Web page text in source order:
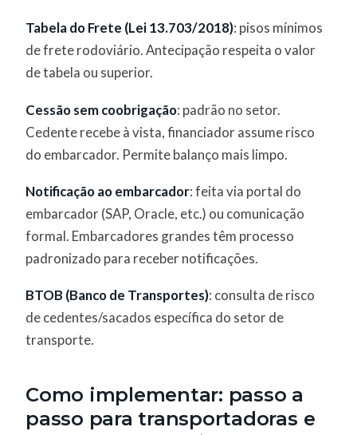
Tabela do Frete (Lei 13.703/2018): pisos mínimos
de frete rodoviário. Antecipação respeita o valor
de tabela ou superior.
Cessão sem coobrigação: padrão no setor.
Cedente recebe à vista, financiador assume risco
do embarcador. Permite balanço mais limpo.
Notificação ao embarcador: feita via portal do
embarcador (SAP, Oracle, etc.) ou comunicação
formal. Embarcadores grandes têm processo
padronizado para receber notificações.
BTOB (Banco de Transportes): consulta de risco
de cedentes/sacados específica do setor de
transporte.
Como implementar: passo a
passo para transportadoras e